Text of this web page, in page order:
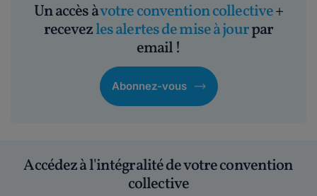
Un accès àvotre convention collective+
recevezles alertes de mise à jourpar
email !
Abonnez-vous
Accédez à l'intégralité de votre convention
collective